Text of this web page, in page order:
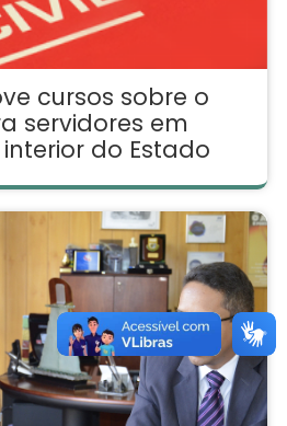
cursos sobre o
servidores em
do Estado